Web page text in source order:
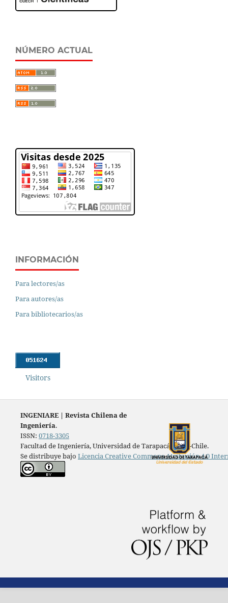
NÚMERO ACTUAL
INFORMACIÓN
Para lectores/as
Para autores/as
Para bibliotecarios/as
Visitors
INGENIARE | Revista Chilena de
Ingeniería.
ISSN: 0718-3305
Facultad de Ingeniería, Universidad de Tarapacá, Arica-Chile.
Se distribuye bajo Licencia Creative Commons Atribución 4.0